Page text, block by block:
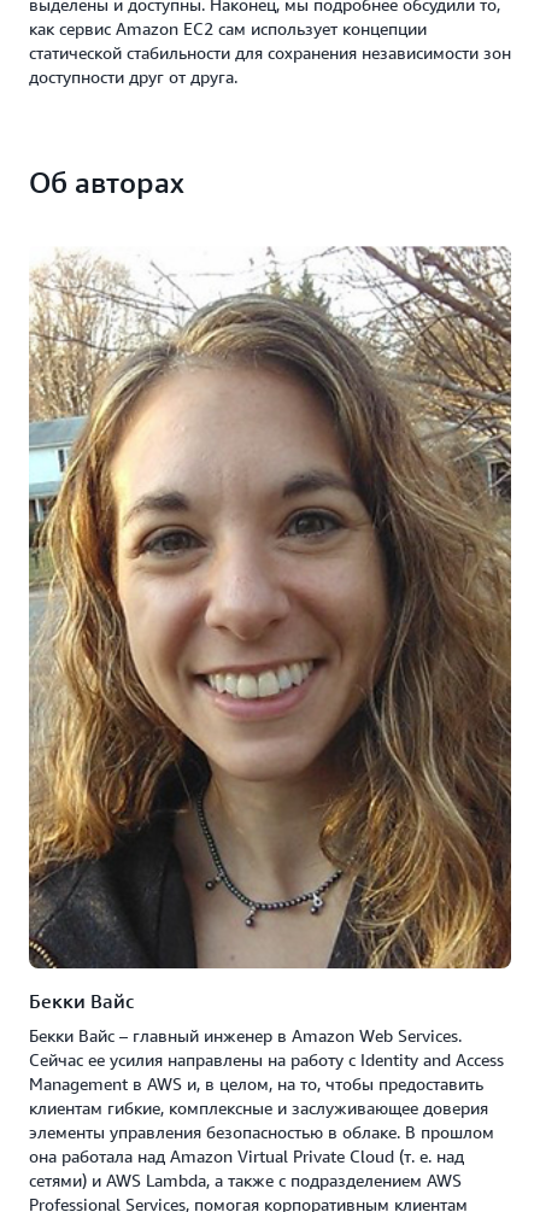
выделены и доступны. Наконец, мы подробнее обсудили то,
как сервис Amazon EC2 сам использует концепции
статической стабильности для сохранения независимости зон
доступности друг от друга.
Об авторах
Бекки Вайс
Бекки Вайс – главный инженер в Amazon Web Services.
Сейчас ее усилия направлены на работу с Identity and Access
Management в AWS и, в целом, на то, чтобы предоставить
клиентам гибкие, комплексные и заслуживающее доверия
элементы управления безопасностью в облаке. В прошлом
она работала над Amazon Virtual Private Cloud (т. е. над
сетями) и AWS Lambda, а также с подразделением AWS
Professional Services, помогая корпоративным клиентам